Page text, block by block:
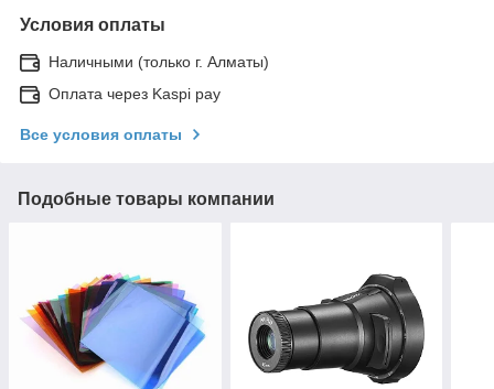
Условия оплаты
Наличными (только г. Алматы)
Оплата через Kaspi pay
Все условия оплаты
Подобные товары компании